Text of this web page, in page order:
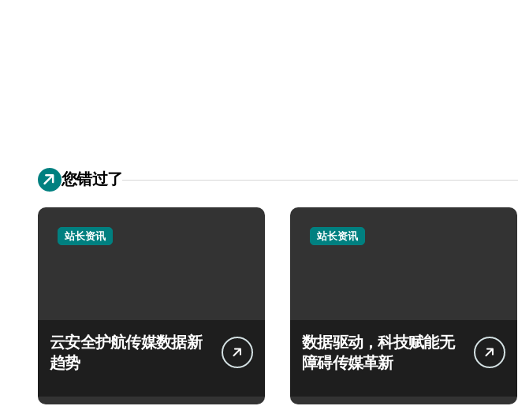
您错过了
站长资讯
云安全护航传媒数据新
趋势
站长资讯
数据驱动，科技赋能无
障碍传媒革新